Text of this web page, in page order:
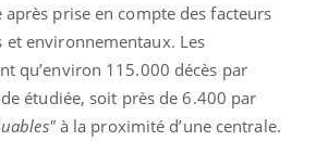
après prise en compte des facteurs
et environnementaux. Les
qu’environ 115.000 décès par
étudiée, soit près de 6.400 par
à la proximité d’une centrale.